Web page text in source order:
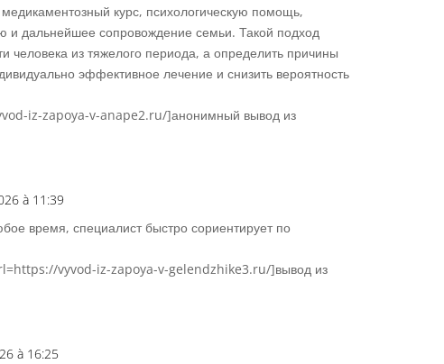
курс, психологическую помощь,
и дальнейшее сопровождение семьи. Такой подход
человека из тяжелого периода, а определить причины
эффективное лечение и снизить вероятность
iz-zapoya-v-anape2.ru/]анонимный вывод из
à 11:39
время, специалист быстро сориентирует по
vyvod-iz-zapoya-v-gelendzhike3.ru/]вывод из
à 16:25